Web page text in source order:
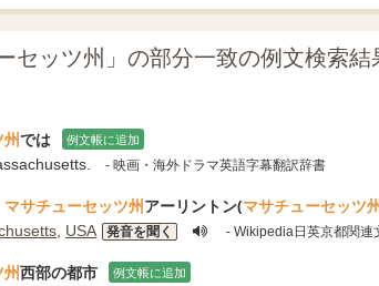
セッツ州」の部分一致の例文検索結
州では 例文帳に追加
- 映画・海外ドラマ英語字幕翻訳辞書
マサチューセッツ州アーリントン(マサチューセッツ
USA 発音を聞く - Wikipedia日英京都関連
州西部の都市 例文帳に追加